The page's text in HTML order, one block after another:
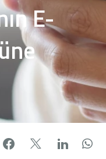
E-
Facebook'da
X'de